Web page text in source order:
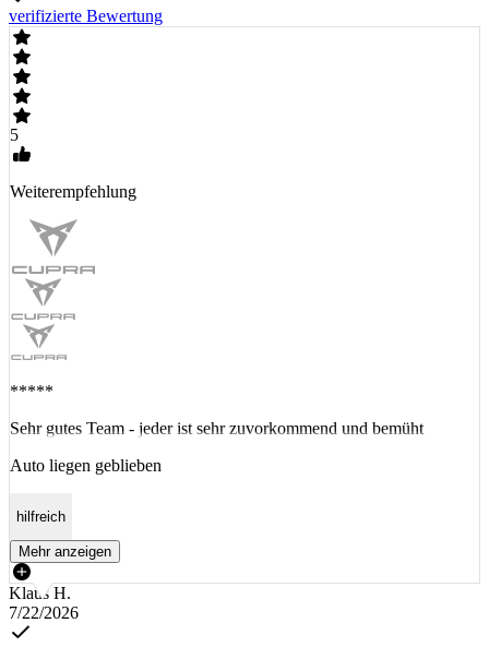
verifizierte Bewertung
5
Weiterempfehlung
*****
Sehr gutes Team - jeder ist sehr zuvorkommend und bemüht
Auto liegen geblieben
hilfreich
Mehr anzeigen
Klaus H.
7/22/2026